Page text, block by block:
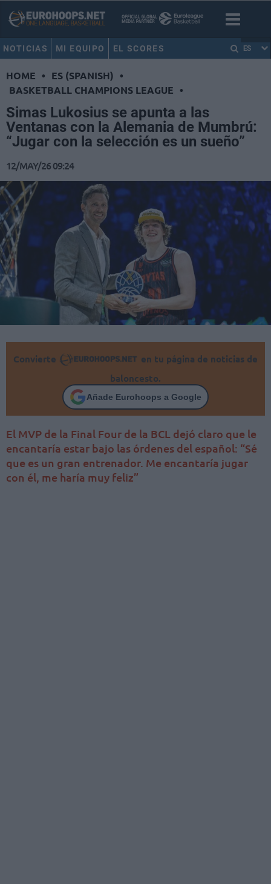
NOTICIAS MI EQUIPO EL SCORES ES
HOME • ES (SPANISH) •
BASKETBALL CHAMPIONS LEAGUE •
Simas Lukosius se apunta a las
Ventanas con la Alemania de Mumbrú:
“Jugar con la selección es un sueño”
12/MAY/26 09:24
Convierte
en tu página de noticias de
baloncesto.
Añade Eurohoops a Google
El MVP de la Final Four de la BCL dejó claro que le
encantaría estar bajo las órdenes del español: “Sé
que es un gran entrenador. Me encantaría jugar
con él, me haría muy feliz”